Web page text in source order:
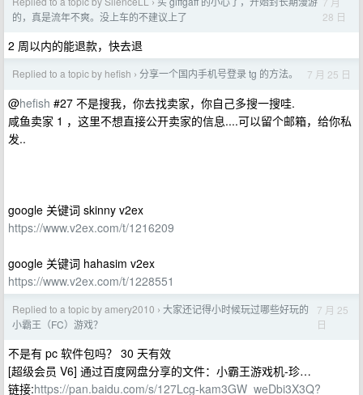
›
的，真是流年不爽。没上车的不建议上了
28 日
2 周以内的能退款，快去退
Replied to a topic by hefish › 分享一个国内手机号登录 tg 的方法。 7 月 25 日
@hefish #27 不是搜我，你去找卖家，你自己多搜一搜哇.
咸鱼卖家 1 ，这里不想直接公开卖家的信息....可以留个邮箱，给你私
发..
google 关键词 skinny v2ex
https://www.v2ex.com/t/1216209
google 关键词 hahasim v2ex
https://www.v2ex.com/t/1228551
Replied to a topic by amery2010 › 大家还记得小时候玩过哪些好玩的
小霸王（FC）游戏？
7 月 25
日
不是有 pc 软件包吗？ 30 天有效
[超级会员 V6] 通过百度网盘分享的文件：小霸王游戏机-珍…
链接:https://pan.baidu.com/s/127Lcg-kam3GW_weDbi3X3Q?